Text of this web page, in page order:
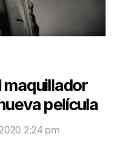
maquillador
película
2:24 pm